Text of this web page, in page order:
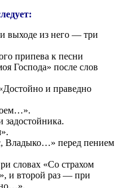
выходе из него — три
припева к песни
Господа» после слов
и праведно
Владыко…» перед пением
словах «Со страхом
и второй раз — при